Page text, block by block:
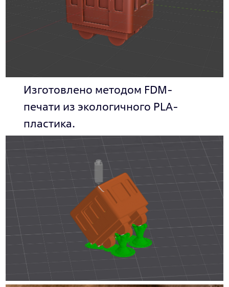
Изготовлено методом FDM-
печати из экологичного PLA-
пластика.